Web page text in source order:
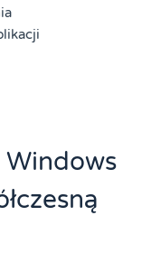
Windows